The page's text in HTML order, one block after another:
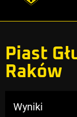
Piast
Raków
Wyniki